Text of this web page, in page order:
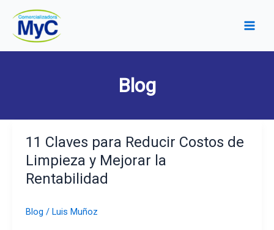
contenido
Main
Blog
11 Claves para Reducir Costos de
Limpieza y Mejorar la
Rentabilidad
Blog / Luis Muñoz